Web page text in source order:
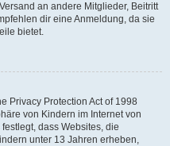
an andere Mitglieder, Beitritt
dir eine Anmeldung, da sie
bietet.
Privacy Protection Act of 1998
von Kindern im Internet von
dass Websites, die
unter 13 Jahren erheben,